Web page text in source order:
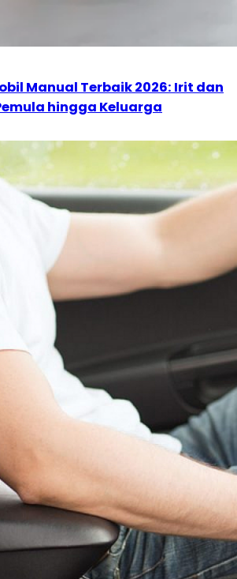
Manual Terbaik 2026: Irit dan
hingga Keluarga